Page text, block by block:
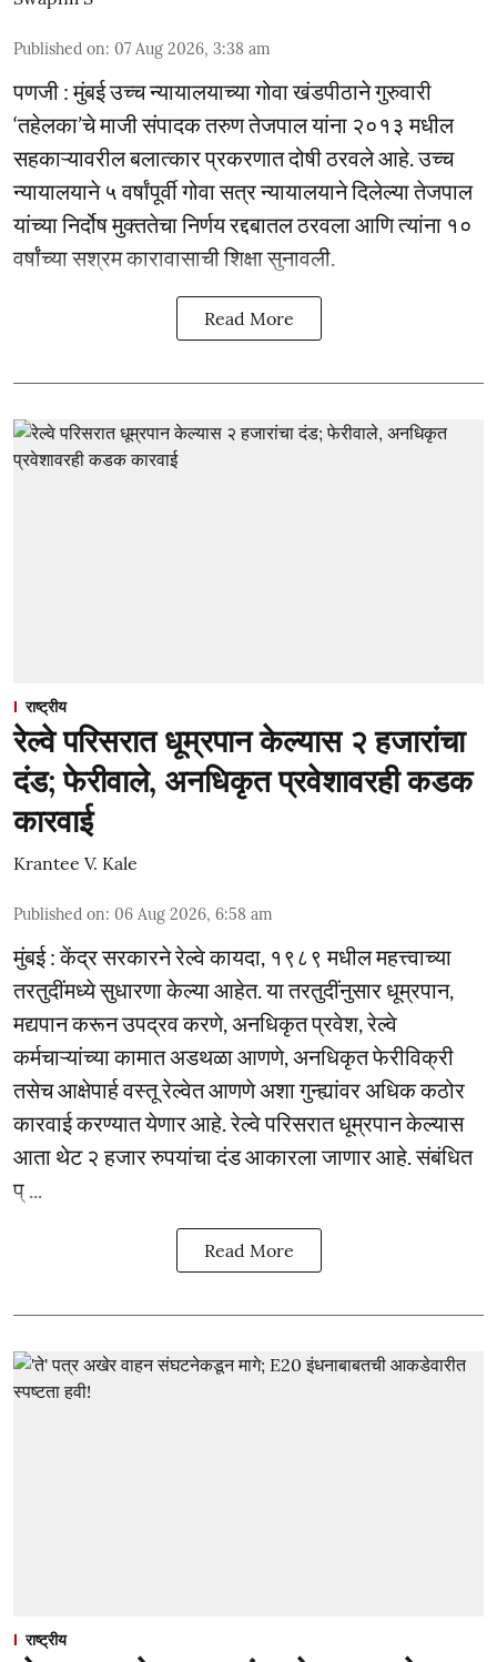
Published on: 07 Aug 2026, 3:38 am
पणजी : मुंबई उच्च न्यायालयाच्या गोवा खंडपीठाने गुरुवारी
‘तहेलका’चे माजी संपादक तरुण तेजपाल यांना २०१३ मधील
सहकाऱ्यावरील बलात्कार प्रकरणात दोषी ठरवले आहे. उच्च
न्यायालयाने ५ वर्षांपूर्वी गोवा सत्र न्यायालयाने दिलेल्या तेजपाल
यांच्या निर्दोष मुक्ततेचा निर्णय रद्दबातल ठरवला आणि त्यांना १०
वर्षांच्या सश्रम कारावासाची शिक्षा सुनावली.
Read More
राष्ट्रीय
रेल्वे परिसरात धूम्रपान केल्यास २ हजारांचा
दंड; फेरीवाले, अनधिकृत प्रवेशावरही कडक
कारवाई
Krantee V. Kale
Published on: 06 Aug 2026, 6:58 am
मुंबई : केंद्र सरकारने रेल्वे कायदा, १९८९ मधील महत्त्वाच्या
तरतुदींमध्ये सुधारणा केल्या आहेत. या तरतुदींनुसार धूम्रपान,
मद्यपान करून उपद्रव करणे, अनधिकृत प्रवेश, रेल्वे
कर्मचाऱ्यांच्या कामात अडथळा आणणे, अनधिकृत फेरीविक्री
तसेच आक्षेपार्ह वस्तू रेल्वेत आणणे अशा गुन्ह्यांवर अधिक कठोर
कारवाई करण्यात येणार आहे. रेल्वे परिसरात धूम्रपान केल्यास
आता थेट २ हजार रुपयांचा दंड आकारला जाणार आहे. संबंधित
प् ...
Read More
राष्ट्रीय